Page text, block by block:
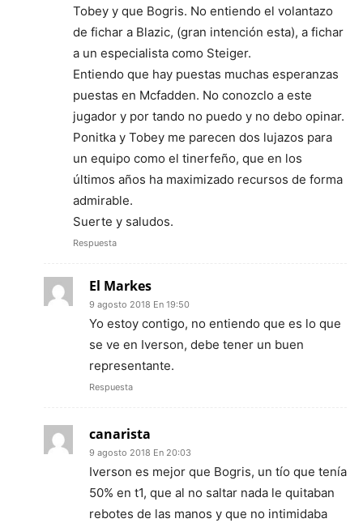
Tobey y que Bogris. No entiendo el volantazo
de fichar a Blazic, (gran intención esta), a fichar
a un especialista como Steiger.
Entiendo que hay puestas muchas esperanzas
puestas en Mcfadden. No conozclo a este
jugador y por tando no puedo y no debo opinar.
Ponitka y Tobey me parecen dos lujazos para
un equipo como el tinerfeño, que en los
últimos años ha maximizado recursos de forma
admirable.
Suerte y saludos.
Respuesta
El Markes
9 agosto 2018 En 19:50
Yo estoy contigo, no entiendo que es lo que
se ve en Iverson, debe tener un buen
representante.
Respuesta
canarista
9 agosto 2018 En 20:03
Iverson es mejor que Bogris, un tío que tenía
50% en t1, que al no saltar nada le quitaban
rebotes de las manos y que no intimidaba